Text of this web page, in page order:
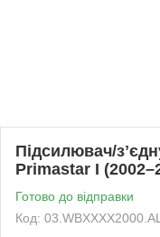
Підсилювач/
Primastar I
Готово до відправки
Код: